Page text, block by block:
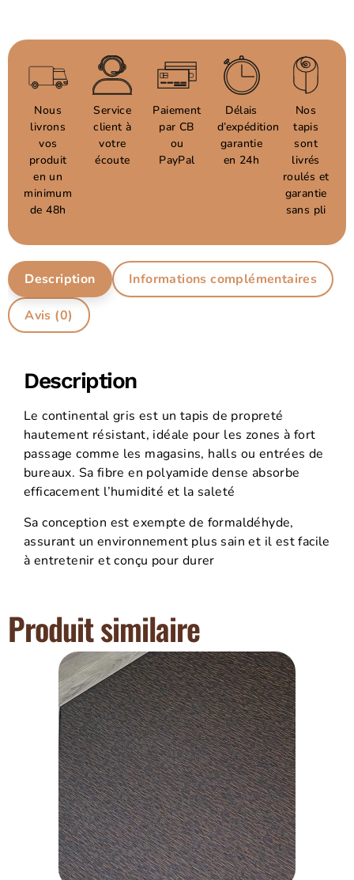
Nous
livrons
vos
produit
en un
minimum
de 48h
Service
client à
votre
écoute
Paiement
par CB
ou
PayPal
Délais
d’expédition
garantie
en 24h
Nos
tapis
sont
livrés
roulés et
garantie
sans pli
Description Informations complémentaires
Avis (0)
Description
Le continental gris est un tapis de propreté
hautement résistant, idéale pour les zones à fort
passage comme les magasins, halls ou entrées de
bureaux. Sa fibre en polyamide dense absorbe
efficacement l’humidité et la saleté
Sa conception est exempte de formaldéhyde,
assurant un environnement plus sain et il est facile
à entretenir et conçu pour durer
Produit similaire